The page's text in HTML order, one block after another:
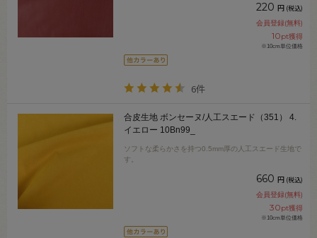
220 円 (税込)
会員登録(無料)
10pt獲得
※10cm単位価格
6件
合皮生地 ボンセーヌ/人工スエード（351） 4.
イエロー 10Bn99_
ソフトな柔らかさを持つ0.5mm厚の人工スエード生地で
す。
660 円 (税込)
会員登録(無料)
30pt獲得
※10cm単位価格